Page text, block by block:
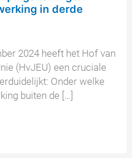
in derde
2024 heeft het Hof van
(HvJEU) een cruciale
Onder welke
buiten de […]